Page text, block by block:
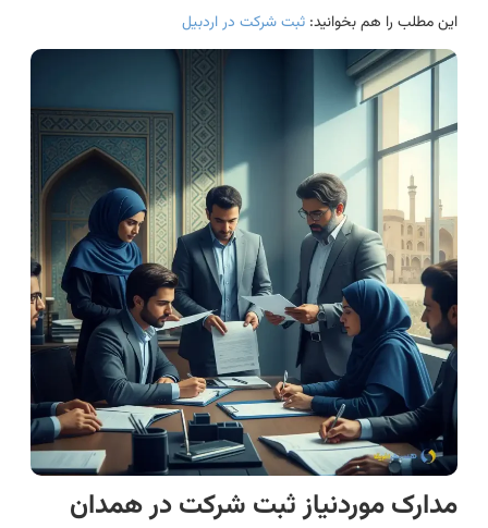
این مطلب را هم بخوانید: ثبت شرکت در اردبیل
مدارک موردنیاز ثبت شرکت در همدان